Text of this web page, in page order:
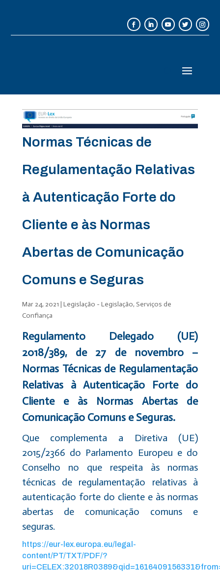
Normas Técnicas de
Regulamentação Relativas
à Autenticação Forte do
Cliente e às Normas
Abertas de Comunicação
Comuns e Seguras
Mar 24, 2021 | Legislação - Legislação, Serviços de
Confiança
Regulamento Delegado (UE)
2018/389, de 27 de novembro –
Normas Técnicas de Regulamentação
Relativas à Autenticação Forte do
Cliente e às Normas Abertas de
Comunicação Comuns e Seguras.
Que complementa a Diretiva (UE)
2015/2366 do Parlamento Europeu e do
Conselho no que respeita às normas
técnicas de regulamentação relativas à
autenticação forte do cliente e às normas
abertas de comunicação comuns e
seguras.
https://eur-lex.europa.eu/legal-
content/PT/TXT/PDF/?